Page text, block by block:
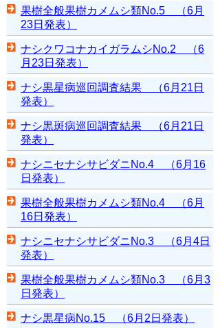
果樹全般果樹カメムシ類No.5 （6月
23日発表）
ナシクワコナカイガラムシNo.2 （6
月23日発表）
ナシ黒星病巡回調査結果 （6月21日
発表）
ナシ黒斑病巡回調査結果 （6月21日
発表）
ナシニセナシサビダニNo.4 （6月16
日発表）
果樹全般果樹カメムシ類No.4 （6月
16日発表）
ナシニセナシサビダニNo.3 （6月4日
発表）
果樹全般果樹カメムシ類No.3 （6月3
日発表）
ナシ黒星病No.15 （6月2日発表）